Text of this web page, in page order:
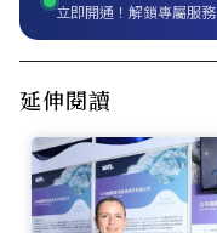
立即開通！解鎖專屬服務
延伸閱讀